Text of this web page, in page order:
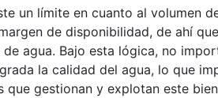
un límite en cuanto al volumen
de disponibilidad, de ahí
agua. Bajo esta lógica, no
la calidad del agua, lo que
gestionan y explotan este